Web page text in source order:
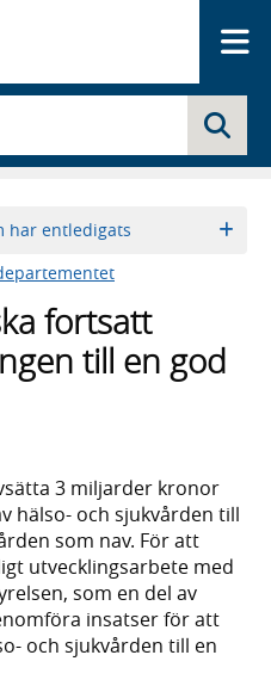
har entledigats
fortsatt
till en god
3 miljarder kronor
hälso- och sjukvården till
som nav. För att
utvecklingsarbete med
som en del av
insatser för att
och sjukvården till en